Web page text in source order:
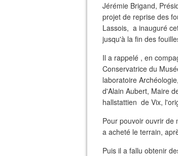
Jérémie Brigand,
projet de reprise des
Lassois, a inauguré
jusqu'à la fin des
Il a rappelé , en
Conservatrice du
laboratoire
d'Alain Aubert, Maire
hallstattien de Vix,
Pour pouvoir ouvrir de
a acheté le terrain,
Puis il a fallu obtenir